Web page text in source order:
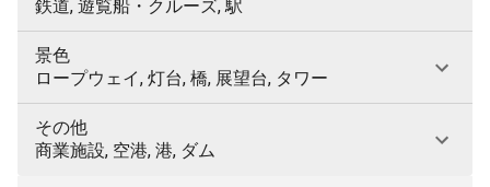
鉄道, 遊覧船・クルーズ, 駅
景色
ロープウェイ, 灯台, 橋, 展望台, タワー
その他
商業施設, 空港, 港, ダム